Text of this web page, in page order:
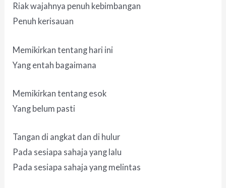
Riak wajahnya penuh kebimbangan
Penuh kerisauan
Memikirkan tentang hari ini
Yang entah bagaimana
Memikirkan tentang esok
Yang belum pasti
Tangan di angkat dan di hulur
Pada sesiapa sahaja yang lalu
Pada sesiapa sahaja yang melintas